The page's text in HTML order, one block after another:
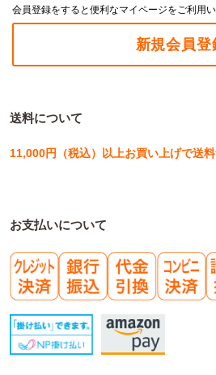
会員登録をすると便利なマイページをご利用い
新規会員登
送料について
11,000円（税込）以上お買い上げで送料
お支払いについて